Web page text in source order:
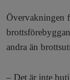
Övervakningen
andra än
– Det är inte